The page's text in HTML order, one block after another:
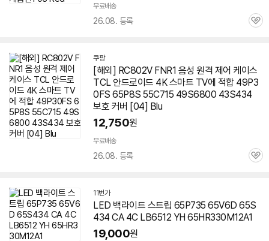
무료배송
26.08. 등록
관
쿠팡
[해외] RC802V FNR1 음성 원격 제어 케이스
TCL 안드로이드 4K 스마트 TV에 적합 49P3
0FS 65P8S 55C715 49S6800 43S434
보호 커버 [04] Blu
12,750원
무료배송
26.08. 등록
관
11번가
LED 백라이트 스트립 65P735 65V6D 65S
434 CA 4C LB6512 YH 65HR330M12A1
19,000원